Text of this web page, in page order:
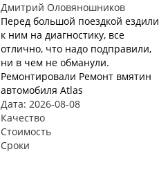
Дмитрий Оловяношников
Перед большой поездкой ездили
к ним на диагностику, все
отлично, что надо подправили,
ни в чем не обманули.
Ремонтировали Ремонт вмятин
автомобиля Atlas
Дата: 2026-08-08
Качество
Стоимость
Сроки